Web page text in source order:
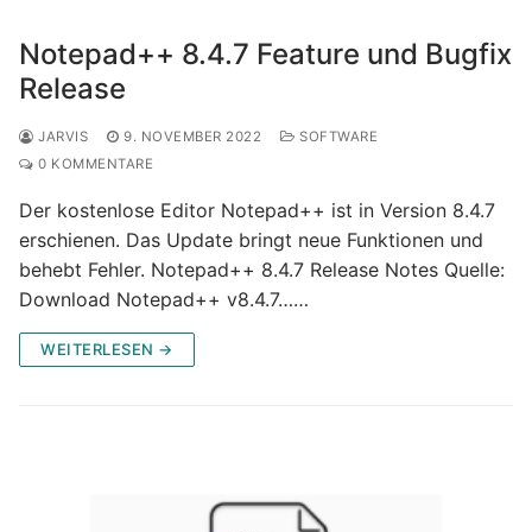
Notepad++ 8.4.7 Feature und Bugfix
Release
JARVIS 9. NOVEMBER 2022
SOFTWARE
0 KOMMENTARE
Der kostenlose Editor Notepad++ ist in Version 8.4.7
erschienen. Das Update bringt neue Funktionen und
behebt Fehler. Notepad++ 8.4.7 Release Notes Quelle:
Download Notepad++ v8.4.7……
WEITERLESEN →